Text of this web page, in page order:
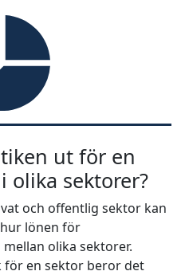
ut för en
olika sektorer?
och offentlig sektor kan
lönen för
olika sektorer.
för en sektor beror det